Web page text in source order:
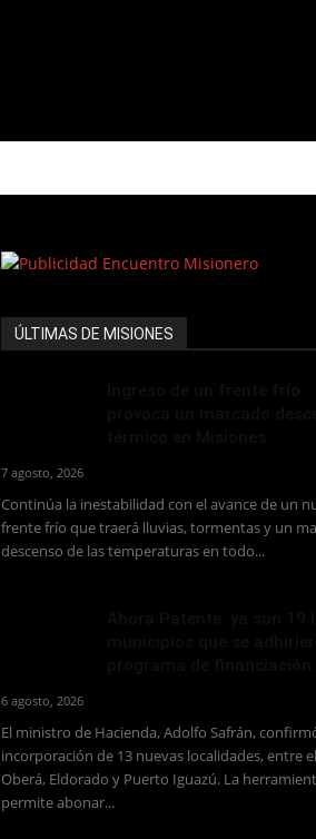
ÚLTIMAS DE MISIONES
7 agosto, 2026
Continúa la inestabilidad con el avance de un
frente frío que traerá lluvias, tormentas y un
descenso de las temperaturas en todo...
6 agosto, 2026
El ministro de Hacienda, Adolfo Safrán,
incorporación de 13 nuevas localidades, entre
Oberá, Eldorado y Puerto Iguazú. La
permite abonar...